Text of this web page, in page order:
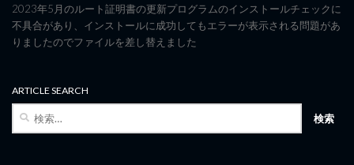
2023年5月のルート証明書の更新プログラムのインストールチェックに
不具合があり、インストールに成功してもエラーが表示される問題があ
りましたのでファイルを差し替えました
ARTICLE SEARCH